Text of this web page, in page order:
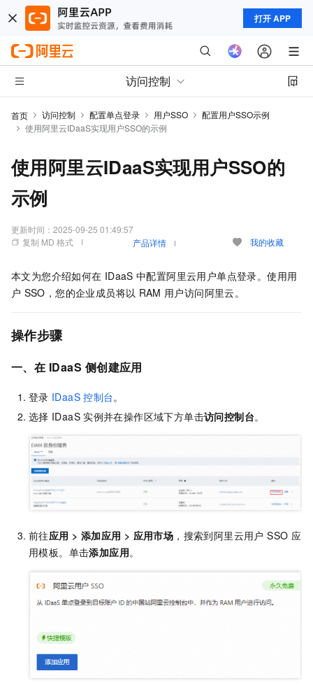
打开 APP
访问控制
首页 访问控制 配置单点登录 用户SSO
配置用户SSO示例
使用阿里云IDaaS实现用户SSO的示例
使用阿里云IDaaS实现用户SSO的
示例
更新时间： 2025-09-25 01:49:57
复制 MD 格式
产品详情 我的收藏
本文为您介绍如何在 IDaaS 中配置阿里云用户单点登录。使用用
户 SSO，您的企业成员将以 RAM 用户访问阿里云。
操作步骤
一、在 IDaaS 侧创建应用
登录 IDaaS 控制台。
选择 IDaaS 实例并在操作区域下方单击访问控制台。
前往应用 > 添加应用 > 应用市场 ，搜索到阿里云用户 SSO 应
用模板。单击添加应用。